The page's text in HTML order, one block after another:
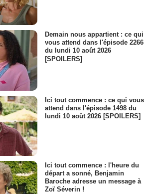
Demain nous appartient : ce qui
vous attend dans l'épisode 2266
du lundi 10 août 2026
[SPOILERS]
Ici tout commence : ce qui vous
attend dans l'épisode 1498 du
lundi 10 août 2026 [SPOILERS]
Ici tout commence : l'heure du
départ a sonné, Benjamin
Baroche adresse un message à
Zoï Séverin !